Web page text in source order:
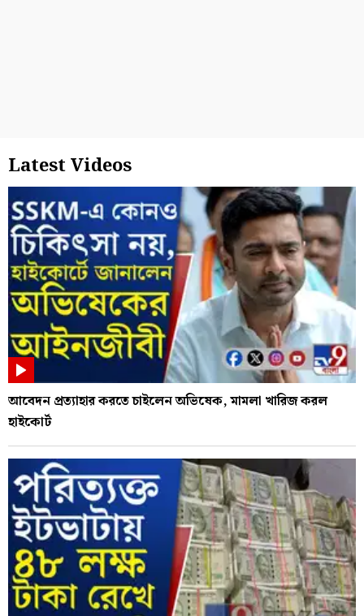
Latest Videos
আবেদন প্রত্যাহার করতে চাইলেন অভিষেক, মামলা খারিজ করল
হাইকোর্ট